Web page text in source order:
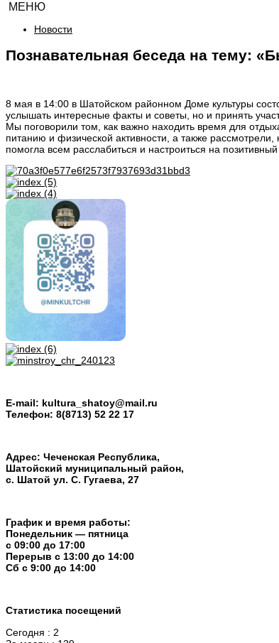
МЕНЮ
Новости
Познавательная беседа на тему:
8 мая в 14:00 в Шатойском районном Доме культуры
услышать интересные факты и советы, но и принять
Мы поговорили том, как важно находить время для
питанию и физической активности, а также
помогла всем расслабиться и настроиться на позитивный
E-mail: kultura_shatoy@mail.ru
Телефон: 8(8713) 52 22 17
Адрес: Чеченская Республика,
Шатойский муниципальный район,
с. Шатой ул. С. Гугаева, 27
График и время работы:
Понедельник — пятница
с 09:00 до 17:00
Перерыв c 13:00 до 14:00
Cб с 9:00 до 14:00
Статистика посещений
Сегодня : 2